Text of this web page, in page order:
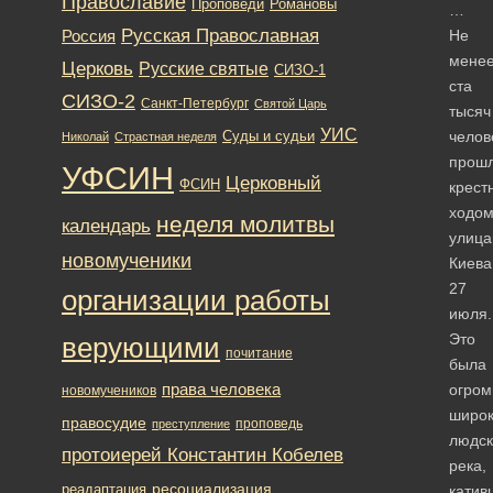
Не
ста
тысяч
ходом
Киева
27
июля.
Это
была
река,
Проповеди Романовы
Россия Русская Православная
Церковь Русские святые СИЗО-1
СИЗО-2 Санкт-Петербург Святой Царь
Николай Страстная неделя Суды и судьи УИС
УФСИН ФСИН Церковный
календарь неделя молитвы
новомученики
организации работы
верующими почитание
новомучеников права человека
правосудие преступление проповедь
протоиерей Константин Кобелев
реадаптация ресоциализация